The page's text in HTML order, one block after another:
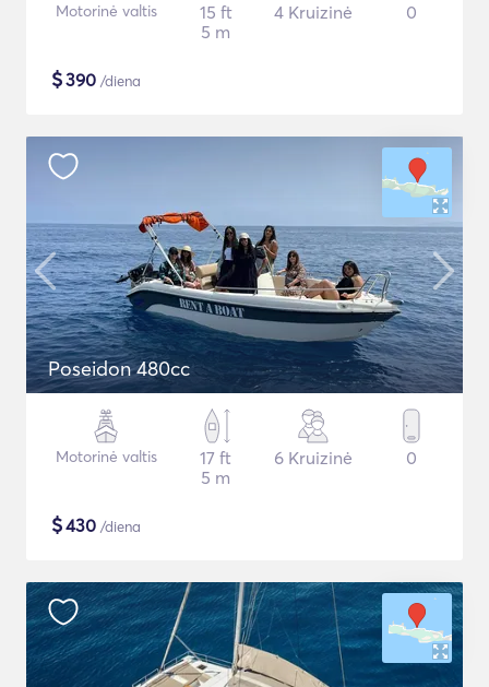
Motorinė valtis
15 ft
5 m
4 Kruizinė 0
$390 /diena
Poseidon 480cc
Motorinė valtis
17 ft
5 m
6 Kruizinė 0
$430 /diena